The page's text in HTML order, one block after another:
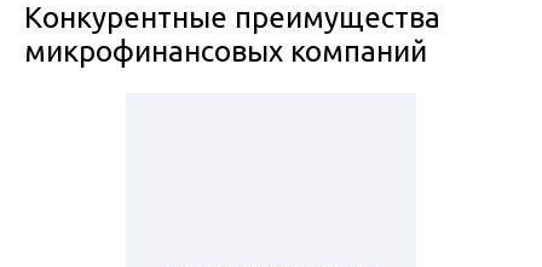
Конкурентные преимущества
микрофинансовых компаний